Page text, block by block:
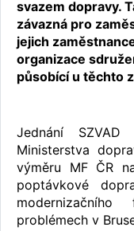
svazem dopravy.
závazná pro
jejich
organizace
působící u těchto
Jednání
Ministerstva
výměru MF ČR
poptávkové
problémech v